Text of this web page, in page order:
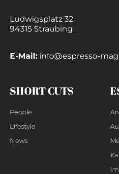
Ludwigsplatz 32
94315 Straubing
E-Mail: info@espresso-
SHORT CUTS
People
Lifestyle
News